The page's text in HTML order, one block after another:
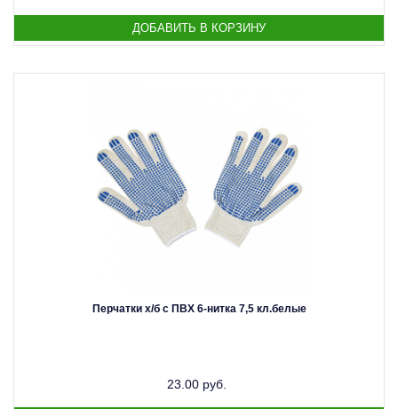
Перчатки х/б с ПВХ 6-нитка 7,5 кл.белые
23.00 руб.